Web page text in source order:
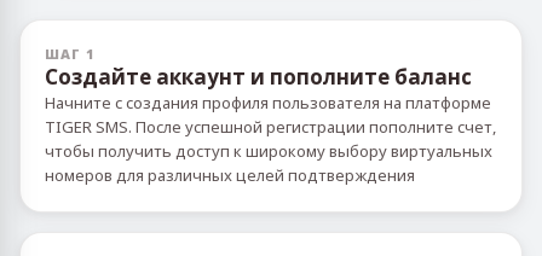
ШАГ 1
Создайте аккаунт и пополните баланс
Начните с создания профиля пользователя на платформе
TIGER SMS. После успешной регистрации пополните счет,
чтобы получить доступ к широкому выбору виртуальных
номеров для различных целей подтверждения